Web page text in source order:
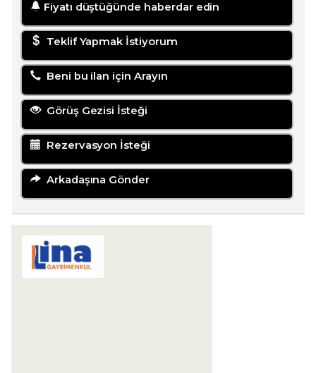
Fiyatı düştüğünde haberdar edin
Teklif Yapmak İstiyorum
Beni bu ilan için Arayın
Görüş Gezisi İsteği
Rezervasyon İsteği
Arkadaşına Gönder